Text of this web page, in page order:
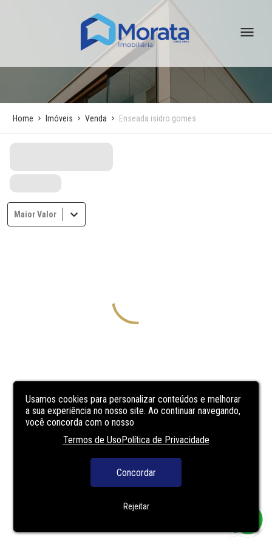
Usamos cookies para personalizar conteúdos e melhorar
a sua experiência no nosso site. Ao continuar navegando,
você concorda com o nosso
Termos de UsoPolítica de Privacidade
Concordar
Rejeitar
Home Imóveis Venda Enseada isidro gomes
Maior Valor